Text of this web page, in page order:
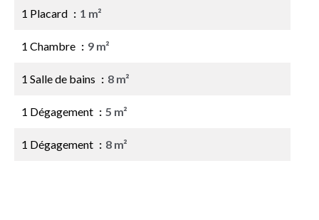
1 Placard 1 m²
1 Chambre 9 m²
1 Salle de bains 8 m²
1 Dégagement 5 m²
1 Dégagement 8 m²